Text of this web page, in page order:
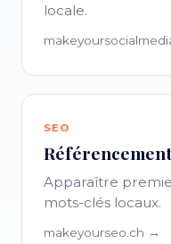
locale.
SEO
Apparaître
mots-clés locaux.
makeyourseo.ch →